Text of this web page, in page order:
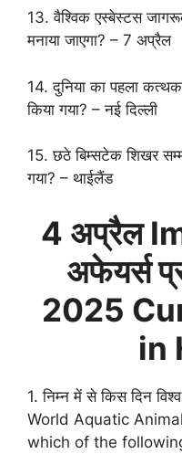
13. वैश्विक एस्बेस्टस
मनाया जाएगा? – 7 अप्रैल
14. दुनिया का पहला
किया गया? – नई दिल्ली
15. छठे बिम्सटेक शिखर
गया? – थाईलैंड
4 अप्रैल
अफेयर्स
2025
in
1. निम्न में से किस दिन
World Aquatic
which of the